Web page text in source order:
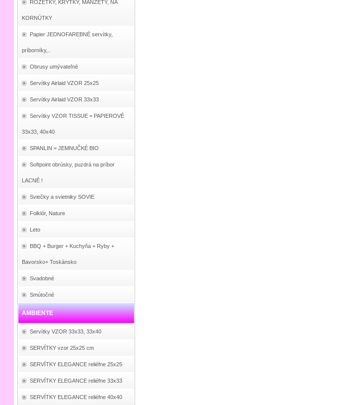
ROZETKY, KRYTKY, MANŽETY, NA
KORNÚTKY
Papier JEDNOFAREBNÉ servítky,
príborníky,..
Obrusy umývateľné
Servítky Airlaid VZOR 25x25
Servítky Airlaid VZOR 33x33
Servítky VZOR TISSUE = PAPIEROVÉ
33x33, 40x40
SPANLIN = JEMNUČKÉ BIO
Softpoint obrúsky, puzdrá na príbor
LACNÉ !
Sviečky a svietniky SOVIE
Folklór, Nature
Leto
BBQ + Burger + Kuchyňa + Ryby +
Bavorsko+ Toskánsko
Svadobné
Smútočné
AMBIENTE
Servítky VZOR 33x33, 33x40
SERVÍTKY vzor 25x25 cm
SERVÍTKY ELEGANCE reliéfne 25x25
SERVÍTKY ELEGANCE reliéfne 33x33
SERVÍTKY ELEGANCE reliéfne 40x40